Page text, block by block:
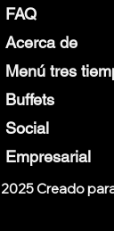
FAQ
Acerca de
Menú tres
Buffets
Social
Empresarial
2025 Creado